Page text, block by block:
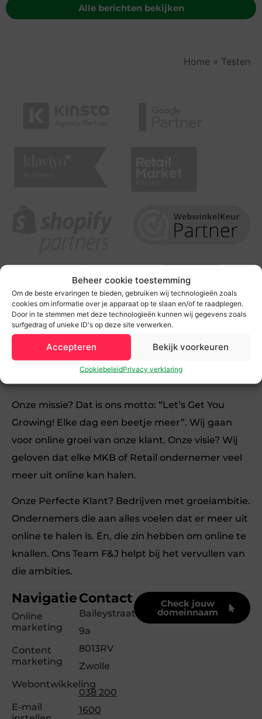
Beheer cookie toestemming
Om de beste ervaringen te bieden, gebruiken wij technologieën zoals
cookies om informatie over je apparaat op te slaan en/of te raadplegen.
Door in te stemmen met deze technologieën kunnen wij gegevens zoals
surfgedrag of unieke ID's op deze site verwerken.
Accepteren Bekijk voorkeuren
CookiebeleidPrivacy verklaring
Alle berichten bekijken
Home » Testen
Team F&J is het online marketing bureau in
Zwolle voor MKB en Retail bedrijven die willen
Onze missie? Dat is ons motto: “Let’s Get You
Growing! Elke dag een beetje meer”. Wij gaan
voor online groei van onze klant. Onze visie? Wij
geloven dat elke MKB of Retail ondernemer veel
meer uit online kan halen.
Onze Perfecte Klant? Bedrijven met groeiambitie.
Ondernemers die aan alles voelen dat er meer uit
online te halen is. Én, die zin hebben om online te
knallen. Ons Team F&J helpt bij het vervullen van
die ambities.
Navigatie
Online
marketing
Content
marketing
Webontwikkeling
E-mail
Contact
Baileystraat
9a
8013RV
Zwolle
038 200
1600
Check jouw
domeinnaam